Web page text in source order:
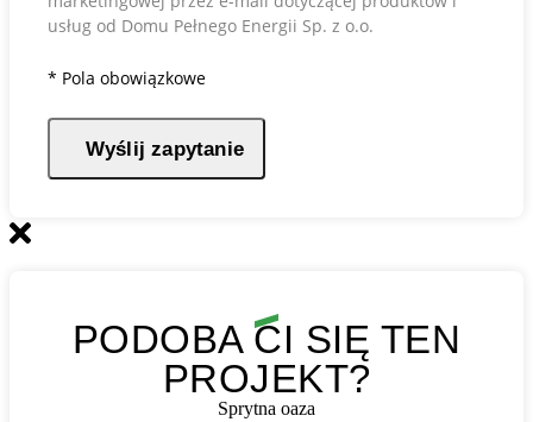
usług od Domu Pełnego Energii Sp. z o.o.
* Pola obowiązkowe
Wyślij zapytanie
PODOBA CI SIĘ TEN
PROJEKT?
Sprytna oaza